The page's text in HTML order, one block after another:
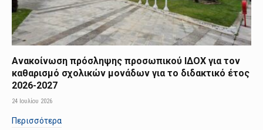
Ανακοίνωση πρόσληψης προσωπικού ΙΔΟΧ για τον
καθαρισμό σχολικών μονάδων για το διδακτικό έτος
2026-2027
24 Ιουλίου 2026
Περισσότερα